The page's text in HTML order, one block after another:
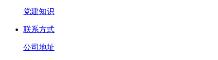
党建知识
联系方式
公司地址